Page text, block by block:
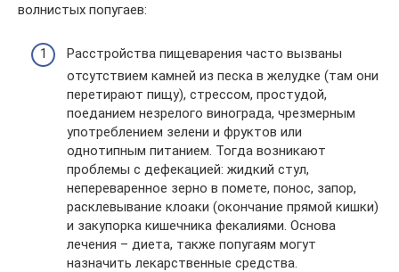
волнистых попугаев:
Расстройства пищеварения часто вызваны
отсутствием камней из песка в желудке (там они
перетирают пищу), стрессом, простудой,
поеданием незрелого винограда, чрезмерным
употреблением зелени и фруктов или
однотипным питанием. Тогда возникают
проблемы с дефекацией: жидкий стул,
непереваренное зерно в помете, понос, запор,
расклевывание клоаки (окончание прямой кишки)
и закупорка кишечника фекалиями. Основа
лечения – диета, также попугаям могут
назначить лекарственные средства.